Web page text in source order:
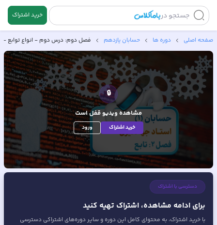
جستجو در خرید اشتراک
صفحه اصلی دوره ها حسابان یازدهم فصل دوم: درس دوم - انواع توابع -
🔒
مشاهده ویدیوقفل است
خرید اشتراک ورود
دسترسی با اشتراک
برای ادامه مشاهده، اشتراک تهیه کنید
با خرید اشتراک، به محتوای کامل این دوره و سایر دوره‌های اشتراکی دسترسی